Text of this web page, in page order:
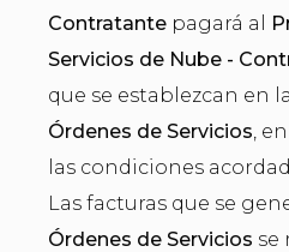
Contratante pagará al
Servicios de Nube -
que se establezcan en
Órdenes de Servicios,
las condiciones
Las facturas que se
Órdenes de Servicios se